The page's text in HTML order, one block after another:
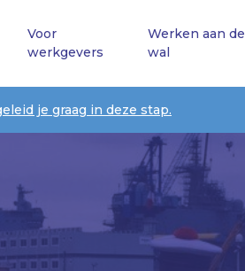
Voor
werkgevers
Werken aan de
wal
je graag in deze stap.